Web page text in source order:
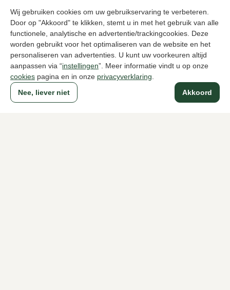
Wij gebruiken cookies om uw gebruikservaring te verbeteren.
Door op "Akkoord" te klikken, stemt u in met het gebruik van alle
functionele, analytische en advertentie/trackingcookies. Deze
worden gebruikt voor het optimaliseren van de website en het
personaliseren van advertenties. U kunt uw voorkeuren altijd
aanpassen via “instellingen”. Meer informatie vindt u op onze
cookies pagina en in onze privacyverklaring
Akkoord
Nee, liever niet